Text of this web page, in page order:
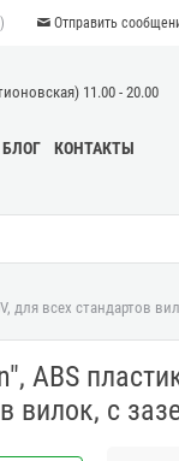
Отправить
11.00 - 20.00
БЛОГ КОНТАКТЫ
для всех стандартов
ABS
вилок, с